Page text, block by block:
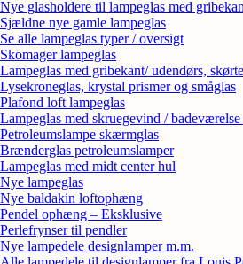
Nye glasholdere til lampeglas med
Sjældne nye gamle lampeglas
Se alle lampeglas typer / oversigt
Skomager lampeglas
Lampeglas med gribekant/ udendørs,
Lysekroneglas, krystal prismer og småglas
Plafond loft lampeglas
Lampeglas med skruegevind / badeværelse
Petroleumslampe skærmglas
Brænderglas petroleumslamper
Lampeglas med midt center hul
Nye lampeglas
Nye baldakin loftophæng
Pendel ophæng – Eksklusive
Perlefrynser til pendler
Nye lampedele designlamper m.m.